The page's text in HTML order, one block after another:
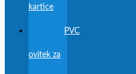
kartice
PVC
ovitek za